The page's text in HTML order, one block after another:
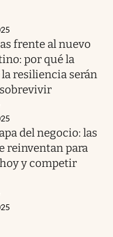
frente al nuevo
por qué la
resiliencia serán
del negocio: las
reinventan para
y competir